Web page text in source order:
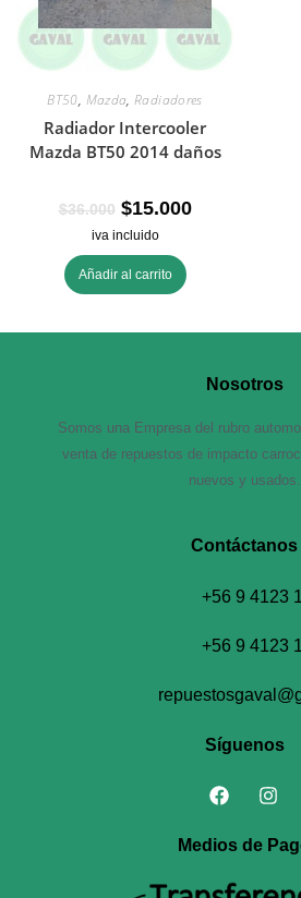
BT50, Mazda,Radiadores
Radiador Intercooler
Mazda BT50 2014 daños
$36.000 $15.000
iva incluido
Añadir al carrito
Nosotros
Somos una Empresa del rubro
venta de repuestos de impacto
nuevos y usados.
Contáctanos​
+56 9 4123
+56 9 4123
Síguenos
Medios de